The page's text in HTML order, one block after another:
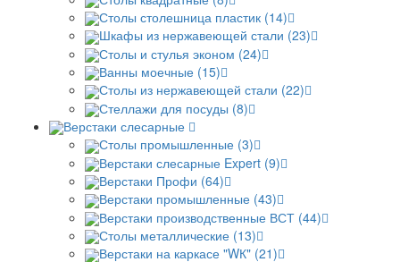
Столы столешница пластик (14)
Шкафы из нержавеющей стали (23)
Столы и стулья эконом (24)
Ванны моечные (15)
Столы из нержавеющей стали (22)
Стеллажи для посуды (8)
Верстаки слесарные
Столы промышленные (3)
Верстаки слесарные Expert (9)
Верстаки Профи (64)
Верстаки промышленные (43)
Верстаки производственные ВСТ (44)
Столы металлические (13)
Верстаки на каркасе "WК" (21)